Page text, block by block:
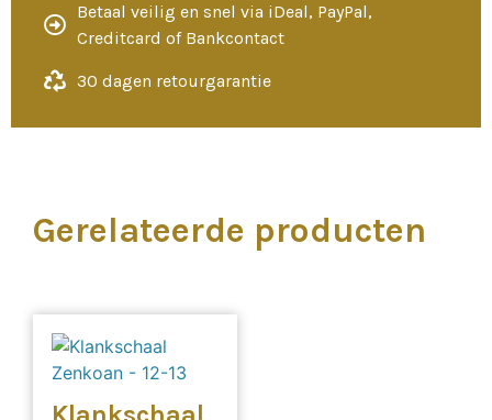
Betaal veilig en snel via iDeal, PayPal,
Creditcard of Bankcontact
30 dagen retourgarantie
Gerelateerde producten